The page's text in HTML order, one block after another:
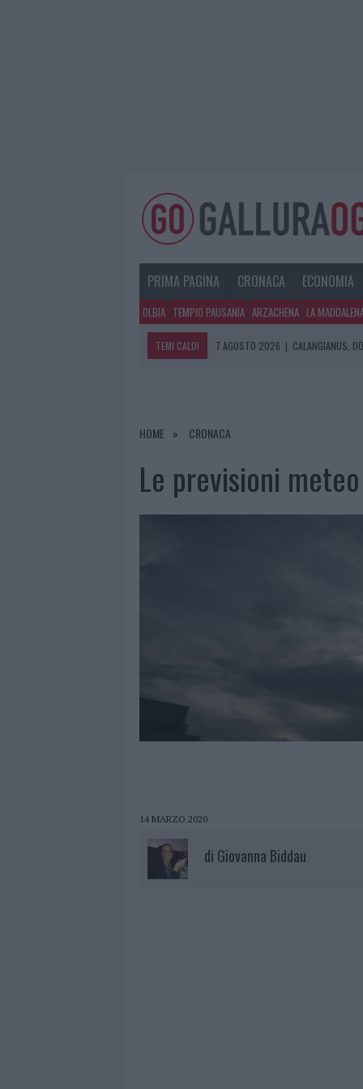
PRIMA PAGINA CRONACA ECONOMIA
OLBIA TEMPIO PAUSANIA ARZACHENA LA
TEMI CALDI 7 AGOSTO 2026 | OLBIA, DIVIETO
7 AGOSTO 2026
|
HOME CRONACA
Le previsioni
14 MARZO 2020
di Giovanna Biddau